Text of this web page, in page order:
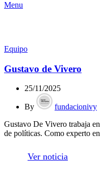
Menu
Equipo
Gustavo de Vivero
25/11/2025
By
fundacionivy
Gustavo De Vivero trabaja
de políticas. Como experto
Ver noticia